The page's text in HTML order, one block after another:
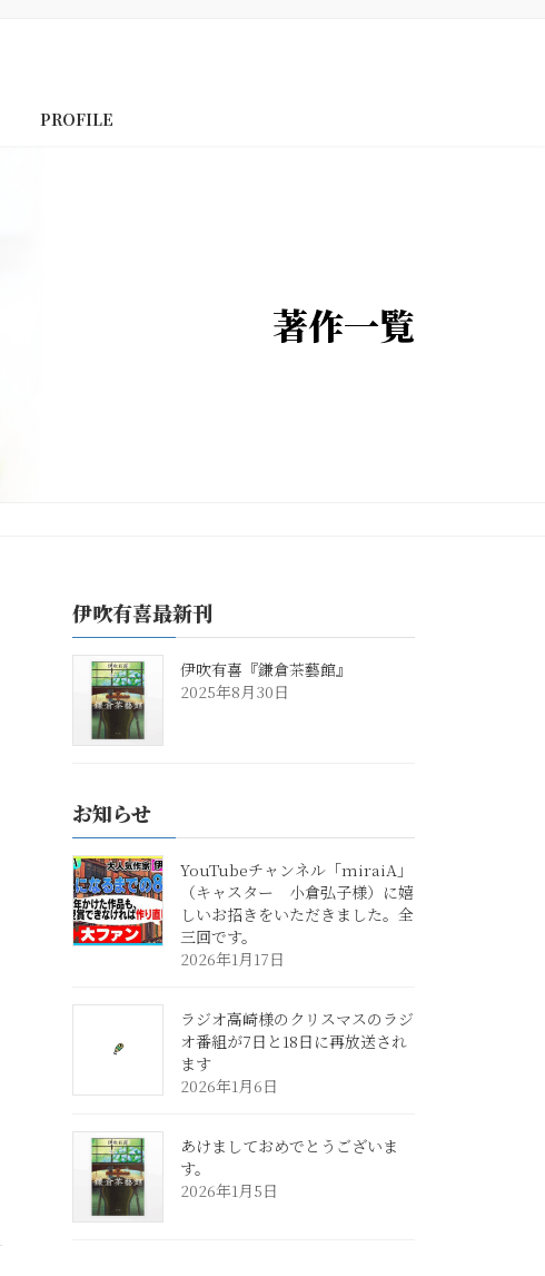
PROFILE
著作一覧
伊吹有喜最新刊
伊吹有喜『鎌倉茶藝館』
2025年8月30日
お知らせ
YouTubeチャンネル「miraiA」
（キャスター 小倉弘子様）に嬉
しいお招きをいただきました。全
三回です。
2026年1月17日
ラジオ高崎様のクリスマスのラジ
オ番組が7日と18日に再放送され
ます
2026年1月6日
あけましておめでとうございま
す。
2026年1月5日